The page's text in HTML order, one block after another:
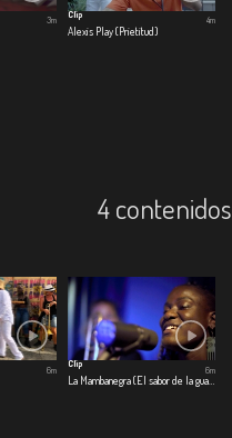
3m
Clip
Alexis Play (Prietitud)
4m
4 contenidos
6m
Clip
6m